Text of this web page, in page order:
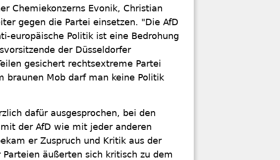
Chemiekonzerns Evonik, Christian
gegen die Partei einsetzen. "Die AfD
europäische Politik ist eine Bedrohung
der Düsseldorfer
gesichert rechtsextreme Partei
Mob darf man keine Politik
dafür ausgesprochen, bei den
der AfD wie mit jeder anderen
er Zuspruch und Kritik aus der
äußerten sich kritisch zu dem